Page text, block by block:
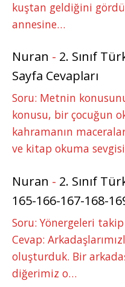
kuştan geldiğini
annesine…
Nuran - 2. Sınıf
Sayfa Cevapları
Soru: Metnin
konusu, bir çocuğun
kahramanın
ve kitap okuma
Nuran - 2. Sınıf
165-166-167-168-
Soru: Yönergeleri
Cevap:
oluşturduk. Bir
diğerimiz o…